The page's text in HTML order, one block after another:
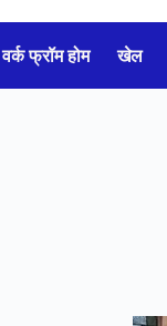
वर्क फ्रॉम होम खेल